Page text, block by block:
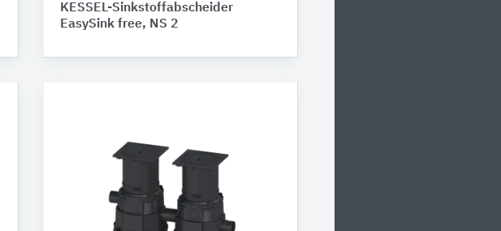
KESSEL-Sinkstoffabscheider
EasySink free, NS 2